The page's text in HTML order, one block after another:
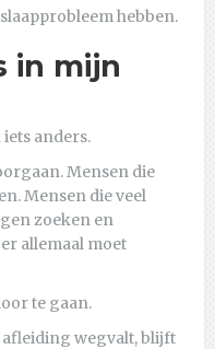
hebben.
in mijn
anders.
Mensen die
Mensen die veel
zoeken en
allemaal moet
te gaan.
afleiding wegvalt, blijft